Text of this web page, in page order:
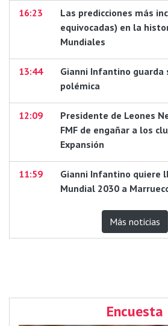
16:23
Las predicciones más
equivocadas) en la
Mundiales
13:44
Gianni Infantino guarda
polémica
12:09
Presidente de Leones
FMF de engañar a los
Expansión
11:59
Gianni Infantino quiere
Mundial 2030 a
Más noticias
Encuesta